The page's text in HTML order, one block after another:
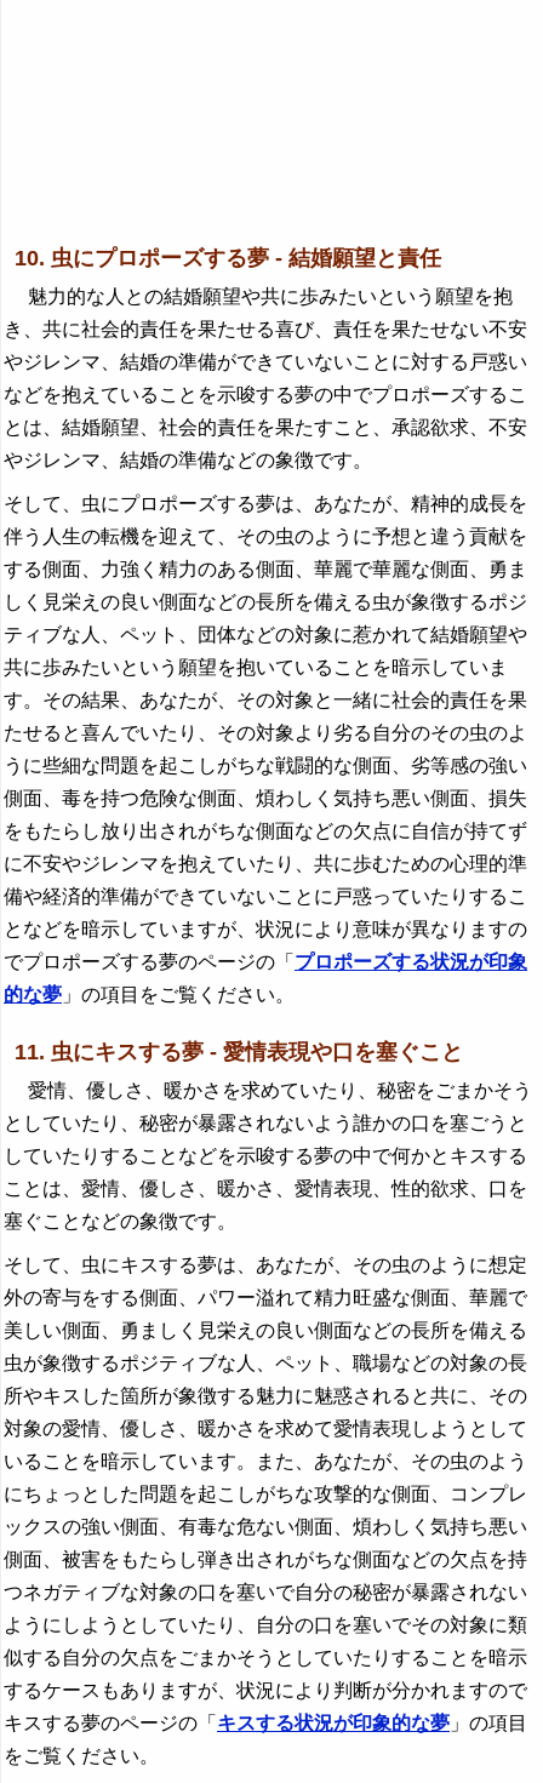
10. 虫にプロポーズする夢 - 結婚願望と責任
魅力的な人との結婚願望や共に歩みたいという願望を抱
き、共に社会的責任を果たせる喜び、責任を果たせない不安
やジレンマ、結婚の準備ができていないことに対する戸惑い
などを抱えていることを示唆する夢の中でプロポーズするこ
とは、結婚願望、社会的責任を果たすこと、承認欲求、不安
やジレンマ、結婚の準備などの象徴です。
そして、虫にプロポーズする夢は、あなたが、精神的成長を
伴う人生の転機を迎えて、その虫のように予想と違う貢献を
する側面、力強く精力のある側面、華麗で華麗な側面、勇ま
しく見栄えの良い側面などの長所を備える虫が象徴するポジ
ティブな人、ペット、団体などの対象に惹かれて結婚願望や
共に歩みたいという願望を抱いていることを暗示していま
す。その結果、あなたが、その対象と一緒に社会的責任を果
たせると喜んでいたり、その対象より劣る自分のその虫のよ
うに些細な問題を起こしがちな戦闘的な側面、劣等感の強い
側面、毒を持つ危険な側面、煩わしく気持ち悪い側面、損失
をもたらし放り出されがちな側面などの欠点に自信が持てず
に不安やジレンマを抱えていたり、共に歩むための心理的準
備や経済的準備ができていないことに戸惑っていたりするこ
となどを暗示していますが、状況により意味が異なりますの
でプロポーズする夢のページの「 プロポーズする状況が印象
的な夢 」の項目をご覧ください。
11. 虫にキスする夢 - 愛情表現や口を塞ぐこと
愛情、優しさ、暖かさを求めていたり、秘密をごまかそう
としていたり、秘密が暴露されないよう誰かの口を塞ごうと
していたりすることなどを示唆する夢の中で何かとキスする
ことは、愛情、優しさ、暖かさ、愛情表現、性的欲求、口を
塞ぐことなどの象徴です。
そして、虫にキスする夢は、あなたが、その虫のように想定
外の寄与をする側面、パワー溢れて精力旺盛な側面、華麗で
美しい側面、勇ましく見栄えの良い側面などの長所を備える
虫が象徴するポジティブな人、ペット、職場などの対象の長
所やキスした箇所が象徴する魅力に魅惑されると共に、その
対象の愛情、優しさ、暖かさを求めて愛情表現しようとして
いることを暗示しています。また、あなたが、その虫のよう
にちょっとした問題を起こしがちな攻撃的な側面、コンプレ
ックスの強い側面、有毒な危ない側面、煩わしく気持ち悪い
側面、被害をもたらし弾き出されがちな側面などの欠点を持
つネガティブな対象の口を塞いで自分の秘密が暴露されない
ようにしようとしていたり、自分の口を塞いでその対象に類
似する自分の欠点をごまかそうとしていたりすることを暗示
するケースもありますが、状況により判断が分かれますので
キスする夢のページの「 キスする状況が印象的な夢 」の項目
をご覧ください。